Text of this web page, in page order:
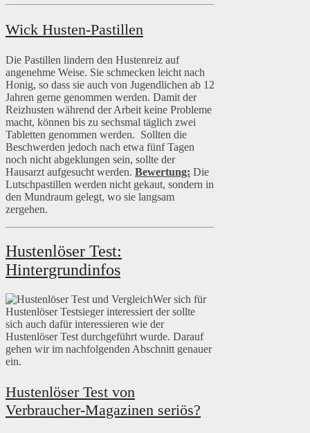
Wick Husten-Pastillen
Die Pastillen lindern den Hustenreiz auf
angenehme Weise. Sie schmecken leicht nach
Honig, so dass sie auch von Jugendlichen ab 12
Jahren gerne genommen werden. Damit der
Reizhusten während der Arbeit keine Probleme
macht, können bis zu sechsmal täglich zwei
Tabletten genommen werden. Sollten die
Beschwerden jedoch nach etwa fünf Tagen
noch nicht abgeklungen sein, sollte der
Hausarzt aufgesucht werden. Bewertung: Die
Lutschpastillen werden nicht gekaut, sondern in
den Mundraum gelegt, wo sie langsam
zergehen.
Hustenlöser Test:
Hintergrundinfos
Wer sich für
Hustenlöser Testsieger interessiert der sollte
sich auch dafür interessieren wie der
Hustenlöser Test durchgeführt wurde. Darauf
gehen wir im nachfolgenden Abschnitt genauer
ein.
Hustenlöser Test von
Verbraucher-Magazinen seriös?